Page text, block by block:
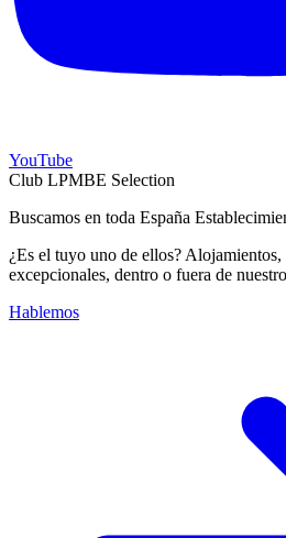
YouTube
Club LPMBE Selection
Buscamos en toda España
¿Es el tuyo uno de ellos? Alojamientos,
excepcionales, dentro o fuera de
Hablemos